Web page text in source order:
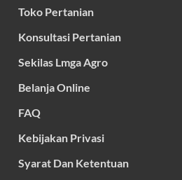
Toko Pertanian
Konsultasi Pertanian
Sekilas Lmga Agro
Belanja Online
FAQ
Kebijakan Privasi
Syarat Dan Ketentuan